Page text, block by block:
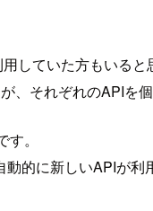
していた方もいると
それぞれのAPIを
。
的に新しいAPIが利